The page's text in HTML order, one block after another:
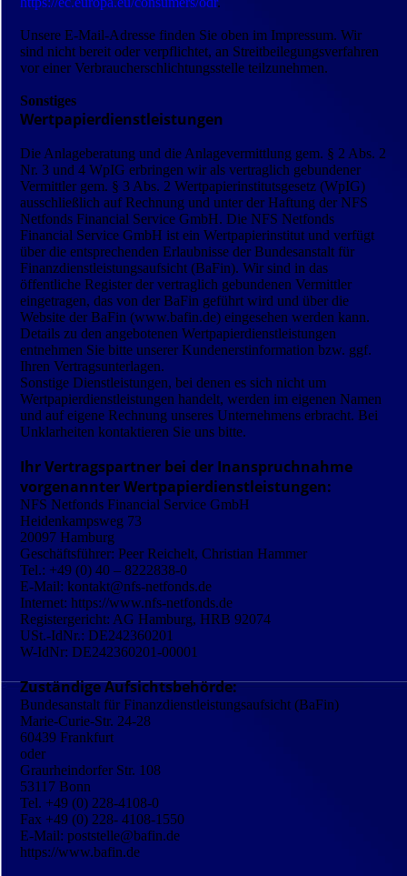
Unsere E-Mail-Adresse finden Sie oben im Impressum. Wir
sind nicht bereit oder verpflichtet, an Streitbeilegungs­verfahren
vor einer Verbraucher­schlichtungsstelle teilzunehmen.
Sonstiges
Wertpapierdienstleistungen
Die Anlageberatung und die Anlagevermittlung gem. § 2 Abs. 2
Nr. 3 und 4 WpIG erbringen wir als vertraglich gebundener
Vermittler gem. § 3 Abs. 2 Wertpapierinstitutsgesetz (WpIG)
ausschließlich auf Rechnung und unter der Haftung der NFS
Netfonds Financial Service GmbH. Die NFS Netfonds
Financial Service GmbH ist ein Wertpapierinstitut und verfügt
über die entsprechenden Erlaubnisse der Bundesanstalt für
Finanzdienstleistungsaufsicht (BaFin). Wir sind in das
öffentliche Register der vertraglich gebundenen Vermittler
eingetragen, das von der BaFin geführt wird und über die
Website der BaFin (www.bafin.de) eingesehen werden kann.
Details zu den angebotenen Wertpapierdienstleistungen
entnehmen Sie bitte unserer Kundenerstinformation bzw. ggf.
Ihren Vertragsunterlagen.
Sonstige Dienstleistungen, bei denen es sich nicht um
Wertpapierdienstleistungen handelt, werden im eigenen Namen
und auf eigene Rechnung unseres Unternehmens erbracht. Bei
Unklarheiten kontaktieren Sie uns bitte.
Ihr Vertragspartner bei der Inanspruchnahme
vorgenannter Wertpapierdienstleistungen:
NFS Netfonds Financial Service GmbH
Heidenkampsweg 73
20097 Hamburg
Geschäftsführer: Peer Reichelt, Christian Hammer
Tel.: +49 (0) 40 – 8222838-0
E-Mail: kontakt@nfs-netfonds.de
Internet: https://www.nfs-netfonds.de
Registergericht: AG Hamburg, HRB 92074
USt.-IdNr.: DE242360201
W-IdNr: DE242360201-00001
Zuständige Aufsichtsbehörde:
Bundesanstalt für Finanzdienstleistungsaufsicht (BaFin)
Marie-Curie-Str. 24-28
60439 Frankfurt
oder
Graurheindorfer Str. 108
53117 Bonn
Tel. +49 (0) 228-4108-0
Fax +49 (0) 228- 4108-1550
E-Mail: poststelle@bafin.de
https://www.bafin.de